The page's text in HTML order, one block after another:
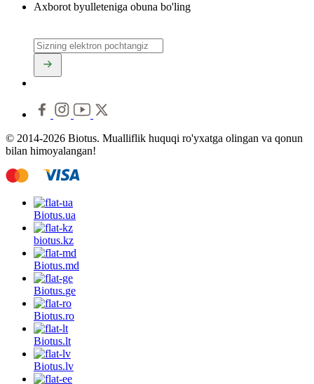
Axborot byulleteniga obuna bo'ling
© 2014-2026 Biotus. Mualliflik huquqi ro'yxatga olingan va qonun
bilan himoyalangan!
Biotus.ua
biotus.kz
Biotus.md
Biotus.ge
Biotus.ro
Biotus.lt
Biotus.lv